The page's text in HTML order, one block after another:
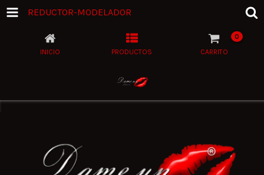
REDUCTOR-MODELADOR
INICIO PRODUCTOS CARRITO
0